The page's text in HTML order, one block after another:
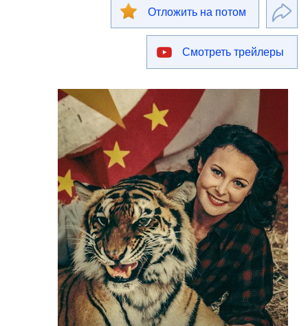
Отложить на потом
Смотреть трейлеры